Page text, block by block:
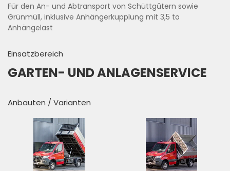
Für den An- und Abtransport von Schüttgütern sowie
Grünmüll, inklusive Anhängerkupplung mit 3,5 to
Anhängelast
Einsatzbereich
GARTEN- UND ANLAGENSERVICE
Anbauten / Varianten